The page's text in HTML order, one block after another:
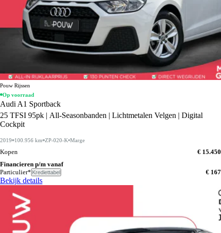
Pouw Rijssen
Op voorraad
Audi A1 Sportback
25 TFSI 95pk | All-Seasonbanden | Lichtmetalen Velgen | Digital
Cockpit
2019 100.956 km ZP-020-K Marge
Kopen
€ 15.450
Financieren p/m vanaf
Particulier* Krediettabel € 167
Bekijk details